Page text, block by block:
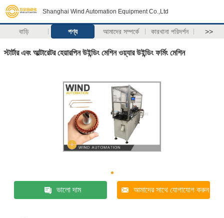
Shanghai Wind Automation Equipment Co.,Ltd
বাড়ি পণ্য আমাদের সম্পর্কে কারখানা পরিদর্শন >>
স্টার্টার এবং আল্টারেটর হেয়ারপিন উইন্ডিং মেশিন ওয়্যার উইন্ডিং ফর্মিং মেশিন
ভালো দাম আমাদের সাথে যোগাযোগ করুন